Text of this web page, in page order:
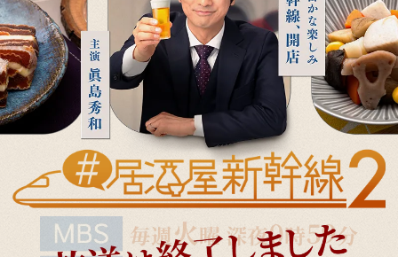
スポーツ
動画イズム ニュース
天気・防災 イベント
映画 アナウンサー
グッズ
EN 検索 番組表